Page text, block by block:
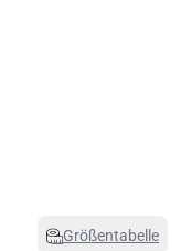
Größentabelle